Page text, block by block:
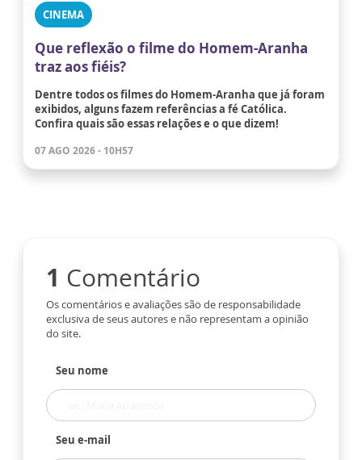
CINEMA
Que reflexão o filme do Homem-Aranha
traz aos fiéis?
Dentre todos os filmes do Homem-Aranha que já foram
exibidos, alguns fazem referências a fé Católica.
Confira quais são essas relações e o que dizem!
07 AGO 2026 - 10H57
1 Comentário
Os comentários e avaliações são de responsabilidade
exclusiva de seus autores e não representam a opinião
do site.
Seu nome
Seu e-mail